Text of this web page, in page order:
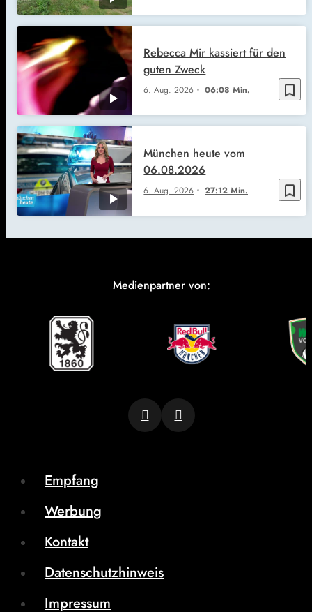
bookmark_border
6. Aug. 2026 06:08 Min.
Rebecca Mir kassiert für den
guten Zweck
bookmark_border
6. Aug. 2026 27:12 Min.
München heute vom
06.08.2026
Medienpartner von:
Empfang
Werbung
Kontakt
Datenschutzhinweis
Impressum